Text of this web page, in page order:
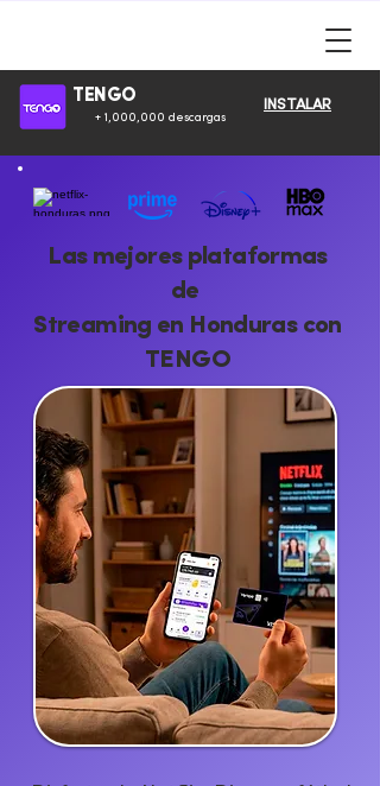
TENGO
+ 1,000,000 descargas
INSTALAR
Las mejores plataformas
de
Streaming en Honduras con
TENGO